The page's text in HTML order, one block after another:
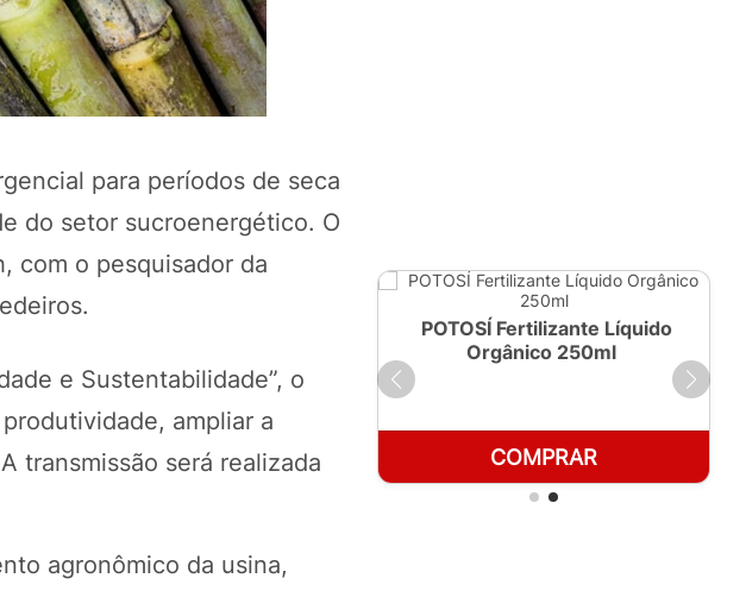
para períodos de seca
do setor sucroenergético. O
com o pesquisador da
e Sustentabilidade”, o
ampliar a
transmissão será realizada
agronômico da usina,
COMPRAR
POTOSÍ Fertilizante Líquido
Orgânico 250ml
COMPRAR